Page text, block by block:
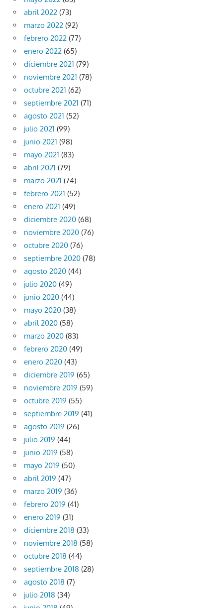
abril 2022 (73)
marzo 2022 (92)
febrero 2022 (77)
enero 2022 (65)
diciembre 2021 (79)
noviembre 2021 (78)
octubre 2021 (62)
septiembre 2021 (71)
agosto 2021 (52)
julio 2021 (99)
junio 2021 (98)
mayo 2021 (83)
abril 2021 (79)
marzo 2021 (74)
febrero 2021 (52)
enero 2021 (49)
diciembre 2020 (68)
noviembre 2020 (76)
octubre 2020 (76)
septiembre 2020 (78)
agosto 2020 (44)
julio 2020 (49)
junio 2020 (44)
mayo 2020 (38)
abril 2020 (58)
marzo 2020 (83)
febrero 2020 (49)
enero 2020 (43)
diciembre 2019 (65)
noviembre 2019 (59)
octubre 2019 (55)
septiembre 2019 (41)
agosto 2019 (26)
julio 2019 (44)
junio 2019 (58)
mayo 2019 (50)
abril 2019 (47)
marzo 2019 (36)
febrero 2019 (41)
enero 2019 (31)
diciembre 2018 (33)
noviembre 2018 (58)
octubre 2018 (44)
septiembre 2018 (28)
agosto 2018 (7)
julio 2018 (34)